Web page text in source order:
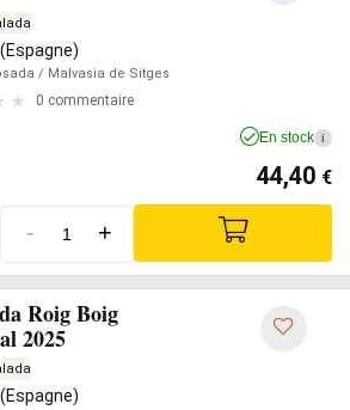
/ Malvasia de Sitges
0 commentaire
En stock i
44,40 €
- +
Roig Boig
2025